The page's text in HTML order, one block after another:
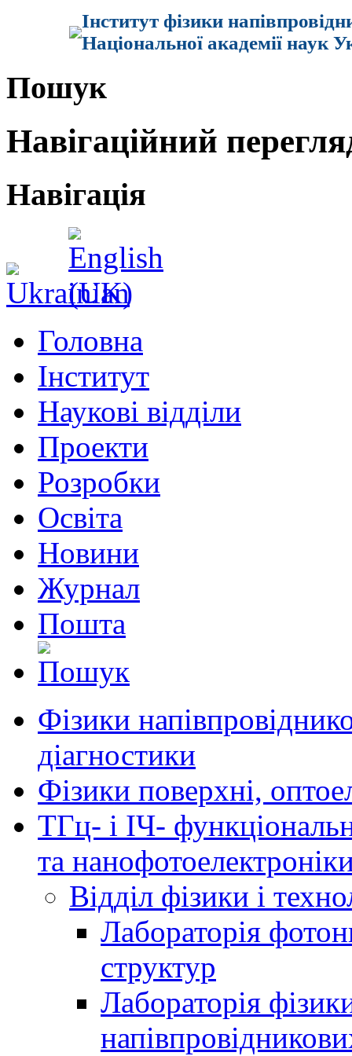
Інститут фізики
Національної академії наук
Пошук
Навігаційний
Навігація
Головна
Інститут
Наукові відділи
Проекти
Розробки
Освіта
Новини
Журнал
Пошта
Фізики
діагностики
Фізики поверхні,
ТГц- і ІЧ-
та
Відділ фізики і
Лабораторія
структур
Лабораторія